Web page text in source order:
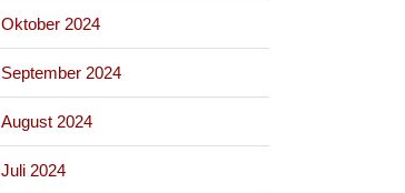
Oktober 2024
September 2024
August 2024
Juli 2024